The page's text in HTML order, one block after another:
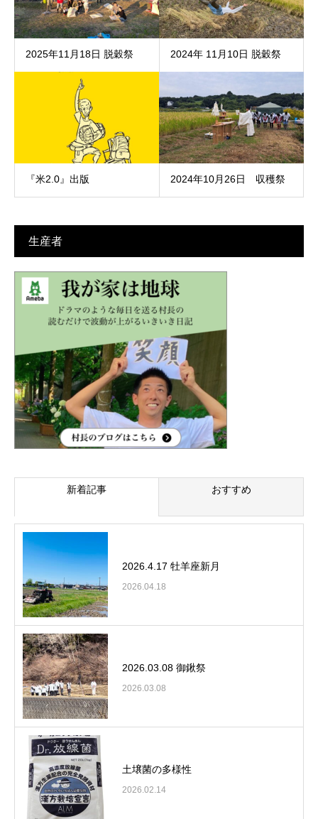
2025年11月18日 脱穀祭 2024年 11月10日 脱穀祭
『米2.0』出版 2024年10月26日 収穫祭
生産者
新着記事 おすすめ
2026.4.17 牡羊座新月
2026.04.18
2026.03.08 御鍬祭
2026.03.08
土壌菌の多様性
2026.02.14